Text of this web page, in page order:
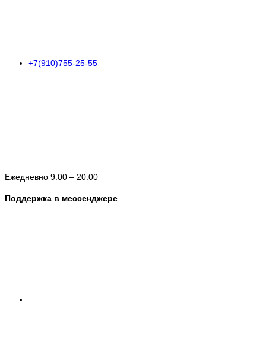
+7(910)755-25-55
Ежедневно 9:00 – 20:00
Поддержка в мессенджере